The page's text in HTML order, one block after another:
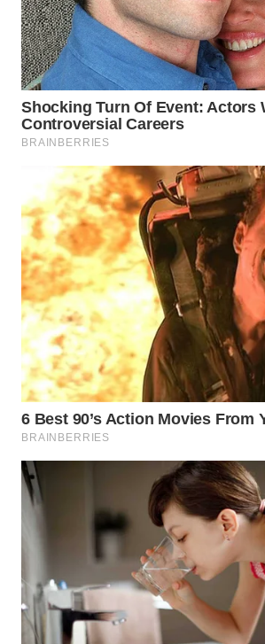
BOROBUDUR
WN
MADURA
WN
SURABAYA
WN
NATUNA
WN
BINTAN
WN
MANDALIKA
WN
LIKUPANG
LABUANBAJO
Wahana
Media
Group